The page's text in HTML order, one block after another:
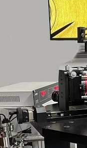
XRD原位冷热台